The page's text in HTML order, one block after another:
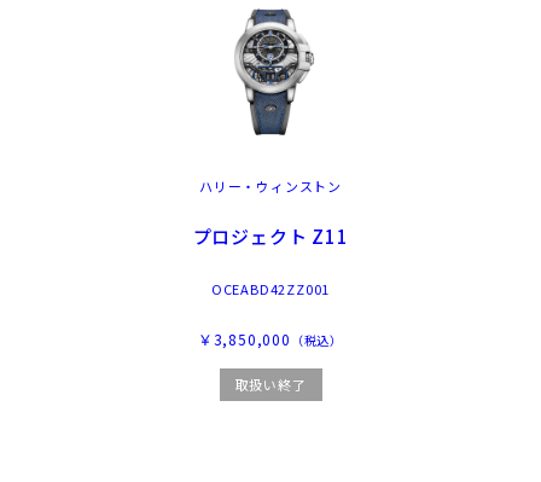
ハリー・ウィンストン
プロジェクト Z11
OCEABD42ZZ001
￥3,850,000 （税込）
取扱い終了